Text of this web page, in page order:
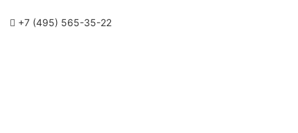
+7 (495) 565-35-22